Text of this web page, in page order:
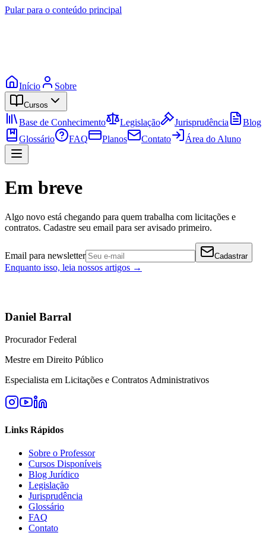
Pular para o conteúdo principal
Início Sobre
Cursos
Base de Conhecimento Legislação Jurisprudência
Blog
Glossário
FAQ Planos Contato Área do Aluno
Em breve
Algo novo está chegando para quem trabalha com licitações e
contratos. Cadastre seu email para ser avisado primeiro.
Email para newsletter Cadastrar
Enquanto isso, leia nossos artigos →
Daniel Barral
Procurador Federal
Mestre em Direito Público
Especialista em Licitações e Contratos Administrativos
Links Rápidos
Sobre o Professor
Cursos Disponíveis
Blog Jurídico
Legislação
Jurisprudência
Glossário
FAQ
Contato